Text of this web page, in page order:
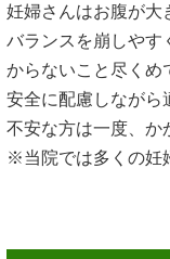
妊婦さんはお腹が大
バランスを崩しやす
からないこと尽くめ
安全に配慮しながら
不安な方は一度、か
※当院では多くの妊